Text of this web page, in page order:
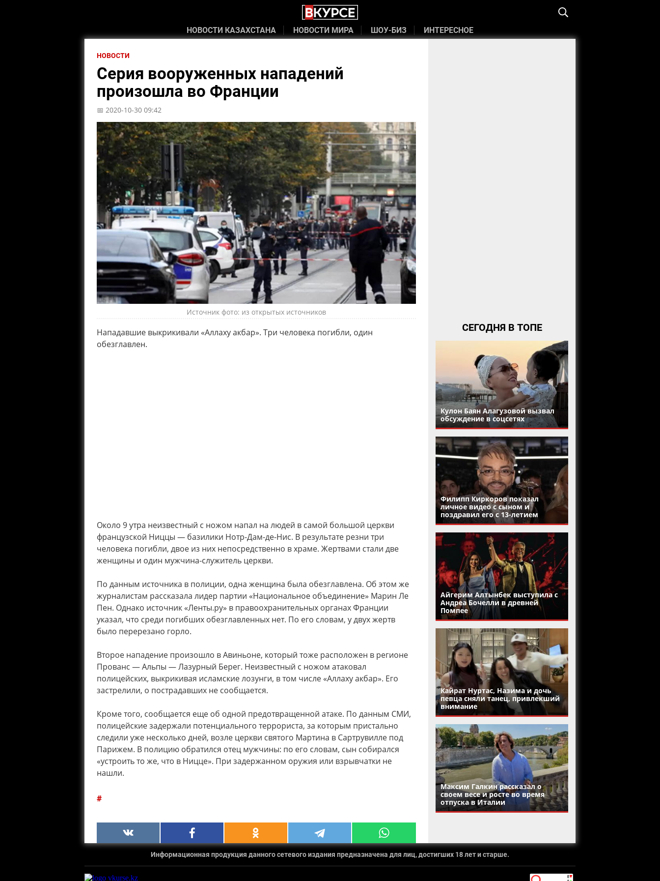
НОВОСТИ КАЗАХСТАНА НОВОСТИ МИРА ШОУ-БИЗ ИНТЕРЕСНОЕ
НОВОСТИ
Серия вооруженных нападений
произошла во Франции
📅 2020-10-30 09:42
Источник фото: из открытых источников
Нападавшие выкрикивали «Аллаху акбар». Три человека погибли, один
обезглавлен.
Около 9 утра неизвестный с ножом напал на людей в самой большой церкви
французской Ниццы — базилики Нотр-Дам-де-Нис. В результате резни три
человека погибли, двое из них непосредственно в храме. Жертвами стали две
женщины и один мужчина-служитель церкви.
По данным источника в полиции, одна женщина была обезглавлена. Об этом же
журналистам рассказала лидер партии «Национальное объединение» Марин Ле
Пен. Однако источник «Ленты.ру» в правоохранительных органах Франции
указал, что среди погибших обезглавленных нет. По его словам, у двух жертв
было перерезано горло.
Второе нападение произошло в Авиньоне, который тоже расположен в регионе
Прованс — Альпы — Лазурный Берег. Неизвестный с ножом атаковал
полицейских, выкрикивая исламские лозунги, в том числе «Аллаху акбар». Его
застрелили, о пострадавших не сообщается.
Кроме того, сообщается еще об одной предотвращенной атаке. По данным СМИ,
полицейские задержали потенциального террориста, за которым пристально
следили уже несколько дней, возле церкви святого Мартина в Сартрувилле под
Парижем. В полицию обратился отец мужчины: по его словам, сын собирался
«устроить то же, что в Ницце». При задержанном оружия или взрывчатки не
нашли.
СЕГОДНЯ В ТОПЕ
Кулон Баян Алагузовой вызвал
обсуждение в соцсетях
Филипп Киркоров показал
личное видео с сыном и
поздравил его с 13-летием
Айгерим Алтынбек выступила с
Андреа Бочелли в древней
Помпее
Кайрат Нуртас, Назима и дочь
певца сняли танец, привлекший
внимание
Максим Галкин рассказал о
своем весе и росте во время
отпуска в Италии
Информационная продукция данного сетевого издания предназначена для лиц, достигших 18 лет и старше.